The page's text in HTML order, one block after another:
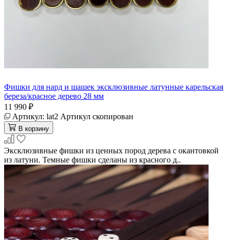
Фишки для нард и шашек эксклюзивные латунные карельская
береза/красное дерево 28 мм
11 990 ₽
Артикул: lat2 Артикул скопирован
В корзину
Эксклюзивные фишки из ценных пород дерева с окантовкой
из латуни. Темные фишки сделаны из красного д..